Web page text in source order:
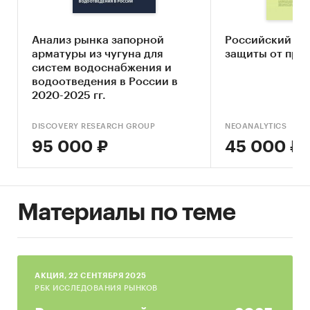
• Описание основных конкурентов;
• Составление прогноза развития рынка до
2027 г.
Основные блоки исследования:
Московской области
• Конкурентный анализ на рынке
водоснабжения в Москве и Московской
области
• Анализ потребления
• Оценка факторов инвестиционной
привлекательности рынка
• Прогноз развития рынка водоснабжения до
Анализ рынка запорной
арматуры из чугуна для
систем водоснабжения и
водоотведения в России в
2020-2025 гг.
DISCOVERY RESEARCH GROUP
95 000 ₽
Российский
защиты от
NEOANALYTICS
45 000 ₽
Материалы по теме
AКЦИЯ, 22 СЕНТЯБРЯ 2025
РБК ИССЛЕДОВАНИЯ РЫНКОВ